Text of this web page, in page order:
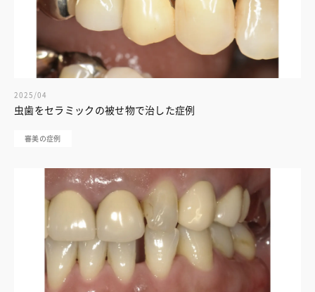
2025/04
虫歯をセラミックの被せ物で治した症例
審美の症例